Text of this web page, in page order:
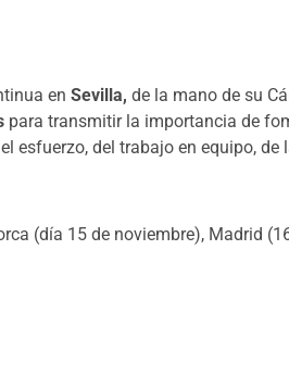
en Sevilla, de la mano de su
para transmitir la importancia de
esfuerzo, del trabajo en equipo, de
(día 15 de noviembre), Madrid